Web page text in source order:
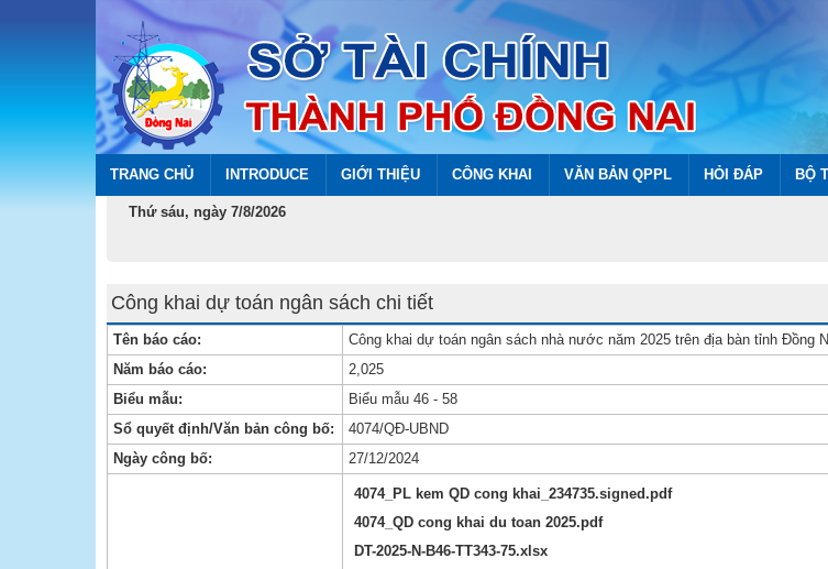
TRANG CHỦ INTRODUCE GIỚI THIỆU CÔNG KHAI VĂN BẢN QPPL HỎI ĐÁP BỘ
Thứ sáu, ngày 7/8/2026
Công khai dự toán ngân sách chi tiết
Tên báo cáo:
Công khai dự toán ngân sách nhà nước năm 2025 trên địa bàn tỉnh Đồng
Năm báo cáo:
2,025
Biểu mẫu:
Biểu mẫu 46 - 58
Sổ quyết định/Văn bản công bố:
4074/QĐ-UBND
Ngày công bố:
27/12/2024
4074_PL kem QD cong khai_234735.signed.pdf
4074_QD cong khai du toan 2025.pdf
DT-2025-N-B46-TT343-75.xlsx